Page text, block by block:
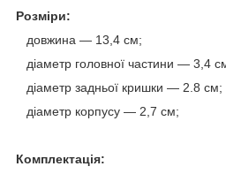
Розміри:
довжина — 13,4 см;
діаметр головної частини — 3,4
діаметр задньої кришки — 2.8 см;
діаметр корпусу — 2,7 см;
Комплектація: